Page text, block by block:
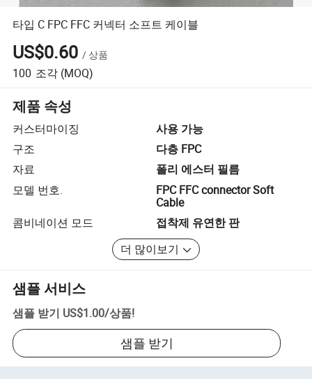
타입 C FPC FFC 커넥터 소프트 케이블
US$0.60 / 상품
100 조각 (MOQ)
제품 속성
커스터마이징
사용 가능
구조
다층 FPC
자료
폴리 에스터 필름
모델 번호.
FPC FFC connector Soft
Cable
콤비네이션 모드
접착제 유연한 판
더 많이보기
샘플 서비스
샘플 받기 US$1.00/상품!
샘플 받기